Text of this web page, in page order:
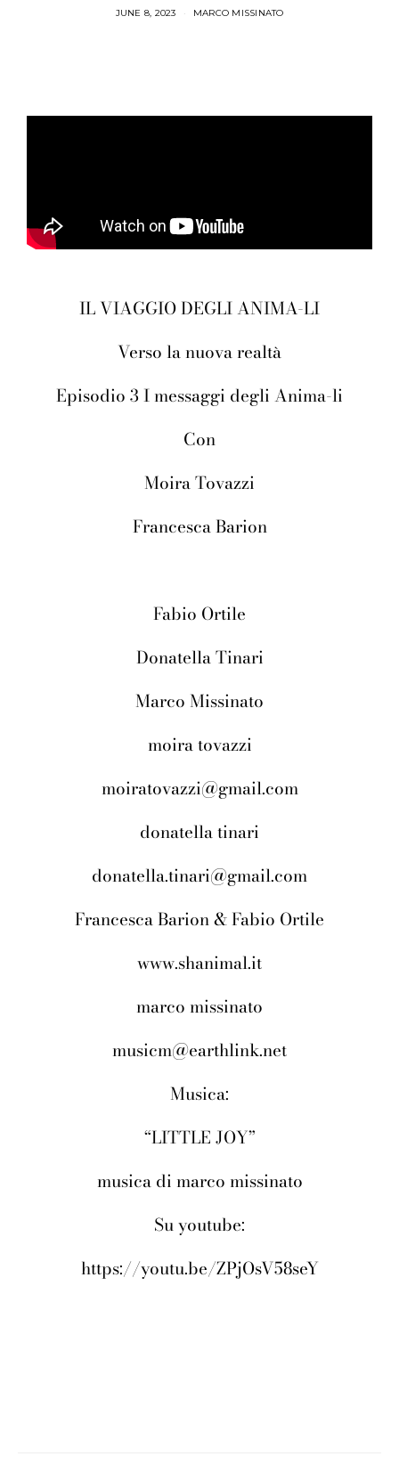
JUNE 8, 2023 MARCO MISSINATO
IL VIAGGIO DEGLI ANIMA-LI
Verso la nuova realtà
Episodio 3 I messaggi degli Anima-li
Con
Moira Tovazzi
Francesca Barion
Fabio Ortile
Donatella Tinari
Marco Missinato
moira tovazzi
moiratovazzi@gmail.com
donatella tinari
donatella.tinari@gmail.com
Francesca Barion & Fabio Ortile
www.shanimal.it
marco missinato
musicm@earthlink.net
Musica:
“LITTLE JOY”
musica di marco missinato
Su youtube:
https://youtu.be/ZPjOsV58seY